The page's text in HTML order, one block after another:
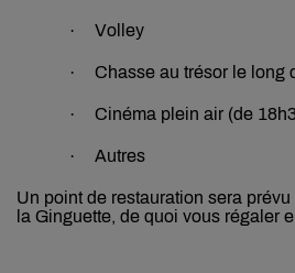
· Volley
· Chasse au trésor le long
· Cinéma plein air (de
· Autres
Un point de restauration sera
la Ginguette, de quoi vous régaler